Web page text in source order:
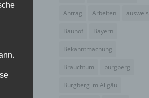
Antrag Arbeiten ausweis
Bauhof Bayern
Bekanntmachung
Brauchtum burgberg
Burgberg im Allgäu